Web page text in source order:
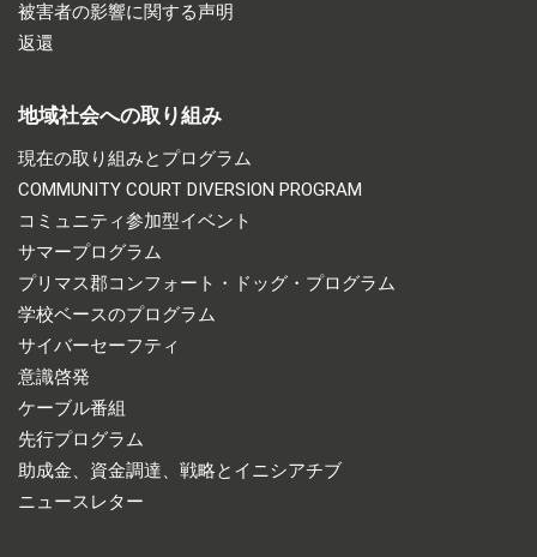
被害者の影響に関する声明
返還
地域社会への取り組み
現在の取り組みとプログラム
COMMUNITY COURT DIVERSION PROGRAM
コミュニティ参加型イベント
サマープログラム
プリマス郡コンフォート・ドッグ・プログラム
学校ベースのプログラム
サイバーセーフティ
意識啓発
ケーブル番組
先行プログラム
助成金、資金調達、戦略とイニシアチブ
ニュースレター